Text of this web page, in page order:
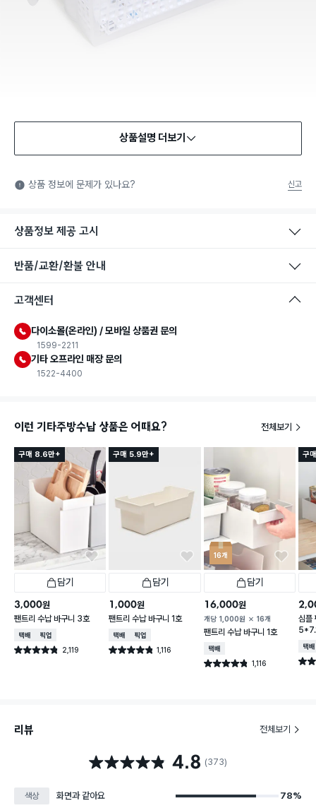
상품설명 더보기
상품 정보에 문제가 있나요? 신고
상품정보 제공 고시
반품/교환/환불 안내
고객센터
다이소몰(온라인) / 모바일 상품권 문의
1599-2211
기타 오프라인 매장 문의
1522-4400
이런 기타주방수납 상품은 어때요? 전체보기
구매 8.6만+
담기
3,000원
팬트리 수납 바구니 3호
택배배송매장픽업
별점 4.8점 2,119
건 작성
구매 5.9만+
담기
1,000원
팬트리 수납 바구니 1호
택배배송매장픽업
별점 4.8점 1,116
건 작성
16개
담기
16,000원
개당 1,000원 16개
팬트리 수납 바구니 1호
택배배송
별점 4.8점 1,116
건 작성
구
심플
택배
별점
리뷰 전체보기
별점 4.8점 4.8 (373)
색상 화면과 같아요 78%